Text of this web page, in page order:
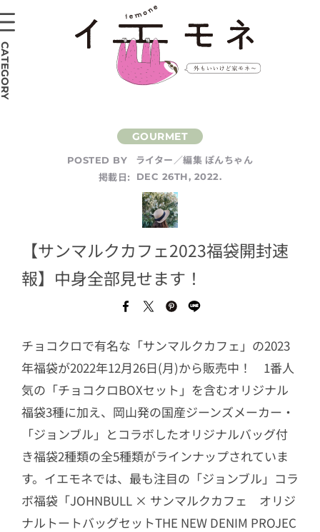
POSTED BY
ライター／編集 ぽんちゃん
掲載日:
DEC 26TH, 2022.
【サンマルクカフェ2023福袋開封速
報】中身全部見せます！
チョコクロで有名な「サンマルクカフェ」の2023
年福袋が2022年12月26日(月)から販売中！ 1番人
気の「チョコクロBOXセット」を含むオリジナル
福袋3種に加え、岡山発の国産ジーンズメーカー・
「ジョンブル」とコラボしたオリジナルバッグ付
き福袋2種類の全5種類がラインナップされていま
す。イエモネでは、最も注目の「ジョンブル」コラ
ボ福袋「JOHNBULL × サンマルクカフェ オリジ
ナルトートバッグセットTHE NEW DENIM PROJEC